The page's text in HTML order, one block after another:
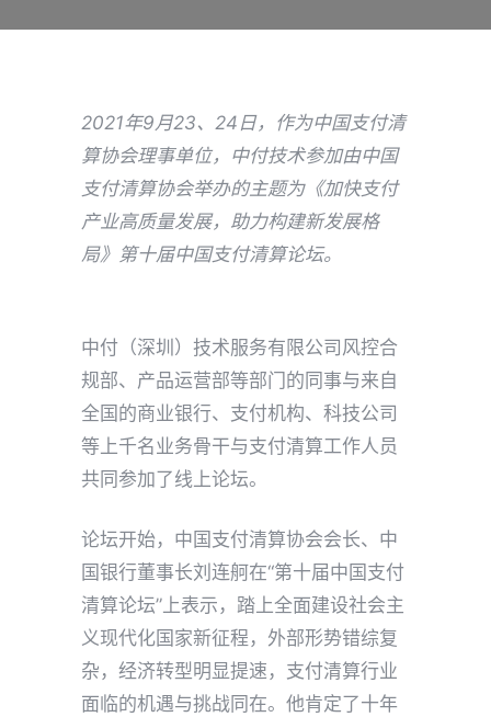
2021年9月23、24 日，作为中国支付清
算协会理事单位，中付技术参加由中国
支付清算协会举办的主题为《加快支付
产业高质量发展，助力构建新发展格
局》第十届中国支付清算论坛。
中付（深圳）技术服务有限公司风控合
规部、产品运营部等部门的同事与来自
全国的商业银行、支付机构、科技公司
等上千名业务骨干与支付清算工作人员
共同参加了线上论坛。
论坛开始，中国支付清算协会会长、中
国银行董事长刘连舸在“第十届中国支付
清算论坛”上表示，踏上全面建设社会主
义现代化国家新征程，外部形势错综复
杂，经济转型明显提速，支付清算行业
面临的机遇与挑战同在。他肯定了十年